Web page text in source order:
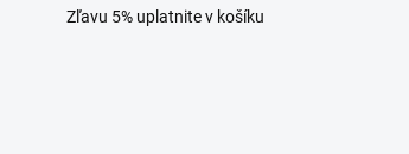
Zľavu 5% uplatnite v košíku